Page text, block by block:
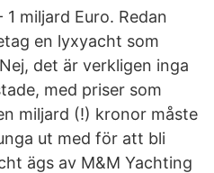
miljard Euro. Redan
en lyxyacht som
det är verkligen inga
med priser som
miljard (!) kronor måste
ut med för att bli
ägs av M&M Yachting